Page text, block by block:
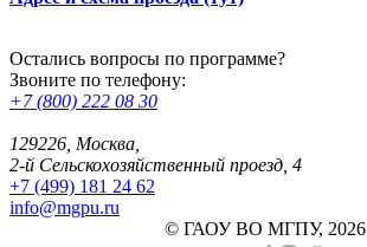
Остались вопросы по программе?
Звоните по телефону:
+7 (800) 222 08 30
129226, Москва,
2-й Сельскохозяйственный проезд, 4
+7 (499) 181 24 62
info@mgpu.ru
© ГАОУ ВО МГПУ, 2026